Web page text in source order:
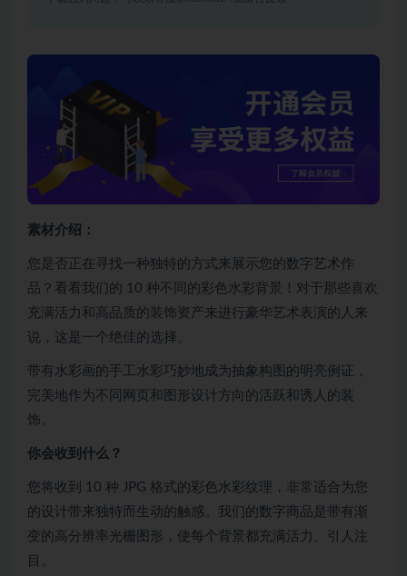
素材介绍：
您是否正在寻找一种独特的方式来展示您的数字艺术作
品？看看我们的 10 种不同的彩色水彩背景！对于那些喜欢
充满活力和高品质的装饰资产来进行豪华艺术表演的人来
说，这是一个绝佳的选择。
带有水彩画的手工水彩巧妙地成为抽象构图的明亮例证，
完美地作为不同网页和图形设计方向的活跃和诱人的装
饰。
你会收到什么？
您将收到 10 种 JPG 格式的彩色水彩纹理，非常适合为您
的设计带来独特而生动的触感。我们的数字商品是带有渐
变的高分辨率光栅图形，使每个背景都充满活力、引人注
目。